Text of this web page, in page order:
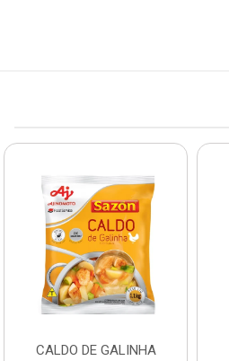
CALDO DE GALINHA